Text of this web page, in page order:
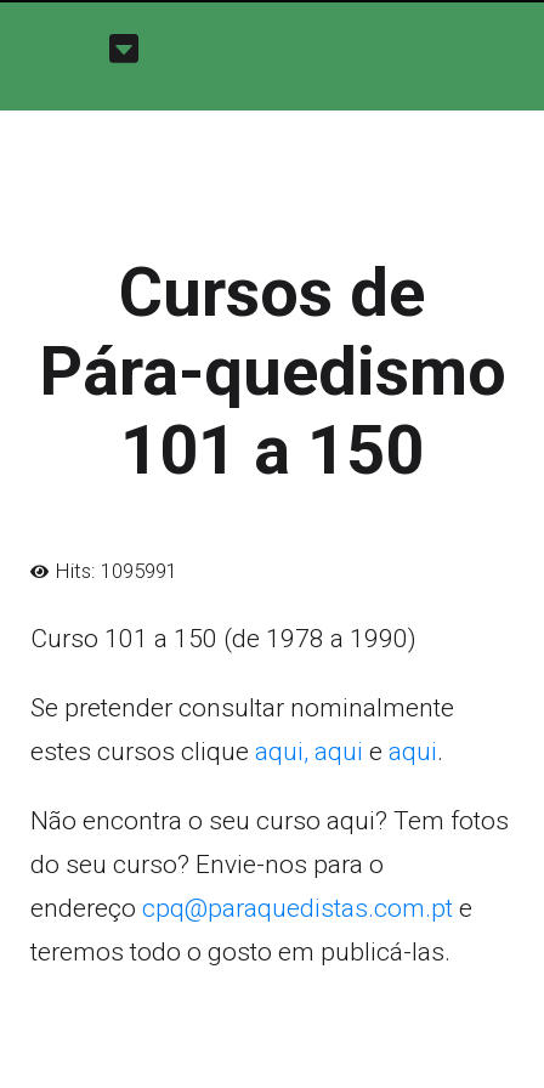
Cursos de
Pára-quedismo
101 a 150
Hits: 1095991
Curso 101 a 150 (de 1978 a 1990)
Se pretender consultar nominalmente
estes cursos clique aqui, aqui e aqui.
Não encontra o seu curso aqui? Tem fotos
do seu curso? Envie-nos para o
endereço cpq@paraquedistas.com.pt e
teremos todo o gosto em publicá-las.